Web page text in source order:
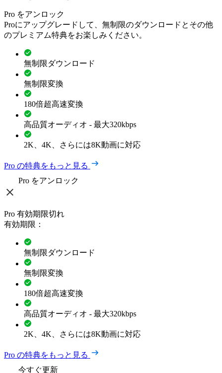
Pro をアンロック
Proにアップグレードして、無制限のダウンロードとその他
のプレミアム特典をお楽しみください。
無制限ダウンロード
無制限変換
180倍超高速変換
高品質オーディオ - 最大320kbps
2K、4K、さらには8K動画に対応
Pro の特典をもっと見る
Pro をアンロック
Pro 有効期限切れ
有効期限：
無制限ダウンロード
無制限変換
180倍超高速変換
高品質オーディオ - 最大320kbps
2K、4K、さらには8K動画に対応
Pro の特典をもっと見る
今すぐ更新